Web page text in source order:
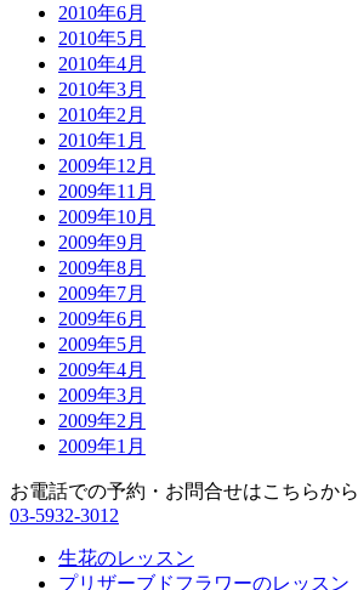
2010年6月
2010年5月
2010年4月
2010年3月
2010年2月
2010年1月
2009年12月
2009年11月
2009年10月
2009年9月
2009年8月
2009年7月
2009年6月
2009年5月
2009年4月
2009年3月
2009年2月
2009年1月
お電話での予約・お問合せはこちらから
03-5932-3012
生花のレッスン
プリザーブドフラワーのレッスン